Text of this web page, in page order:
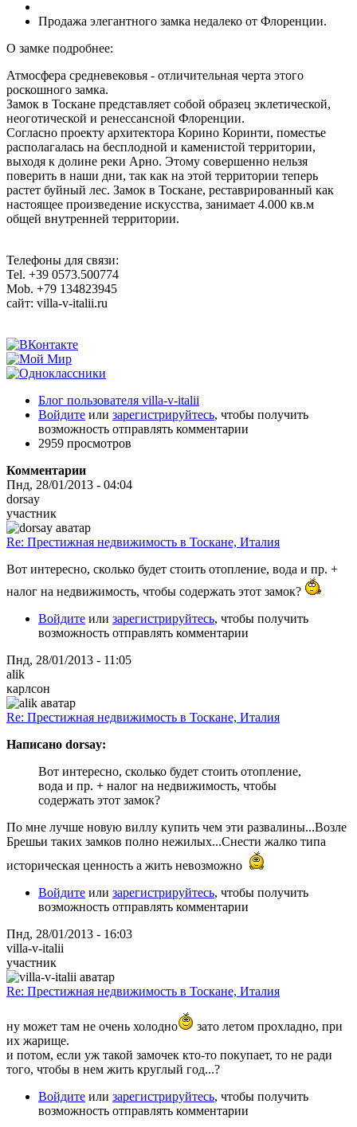
Продажа элегантного замка недалеко от Флоренции.
О замке подробнее:
Атмосфера средневековья - отличительная черта этого
роскошного замка.
Замок в Тоскане представляет собой образец эклетической,
неоготической и ренессансной Флоренции.
Согласно проекту архитектора Корино Коринти, поместье
располагалась на бесплодной и каменистой территории,
выходя к долине реки Арно. Этому совершенно нельзя
поверить в наши дни, так как на этой территории теперь
растет буйный лес. Замок в Тоскане, реставрированный как
настоящее произведение искусства, занимает 4.000 кв.м
общей внутренней территории.
Телефоны для связи:
Tel. +39 0573.500774
Mob. +79 134823945
сайт: villa-v-italii.ru
Блог пользователя villa-v-italii
Войдите или зарегистрируйтесь, чтобы получить
возможность отправлять комментарии
2959 просмотров
Комментарии
Пнд, 28/01/2013 - 04:04
dorsay
участник
Re: Престижная недвижимость в Тоскане, Италия
Вот интересно, сколько будет стоить отопление, вода и пр. +
налог на недвижимость, чтобы содержать этот замок?
Войдите или зарегистрируйтесь, чтобы получить
возможность отправлять комментарии
Пнд, 28/01/2013 - 11:05
alik
карлсон
Re: Престижная недвижимость в Тоскане, Италия
Написано dorsay:
Вот интересно, сколько будет стоить отопление,
вода и пр. + налог на недвижимость, чтобы
содержать этот замок?
По мне лучше новую виллу купить чем эти развалины...Возле
Брешьи таких замков полно нежилых...Снести жалко типа
историческая ценность а жить невозможно
Войдите или зарегистрируйтесь, чтобы получить
возможность отправлять комментарии
Пнд, 28/01/2013 - 16:03
villa-v-italii
участник
Re: Престижная недвижимость в Тоскане, Италия
ну может там не очень холодно
зато летом прохладно, при
их жарище.
и потом, если уж такой замочек кто-то покупает, то не ради
того, чтобы в нем жить круглый год...?
Войдите или зарегистрируйтесь, чтобы получить
возможность отправлять комментарии